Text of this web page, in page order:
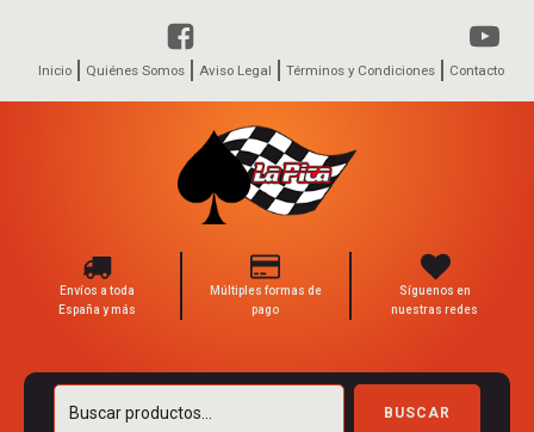
Inicio Quiénes Somos Aviso Legal Términos y Condiciones Contacto
Envíos a toda
España y más
Múltiples formas de
pago
Síguenos en
nuestras redes
Buscar
BUSCAR